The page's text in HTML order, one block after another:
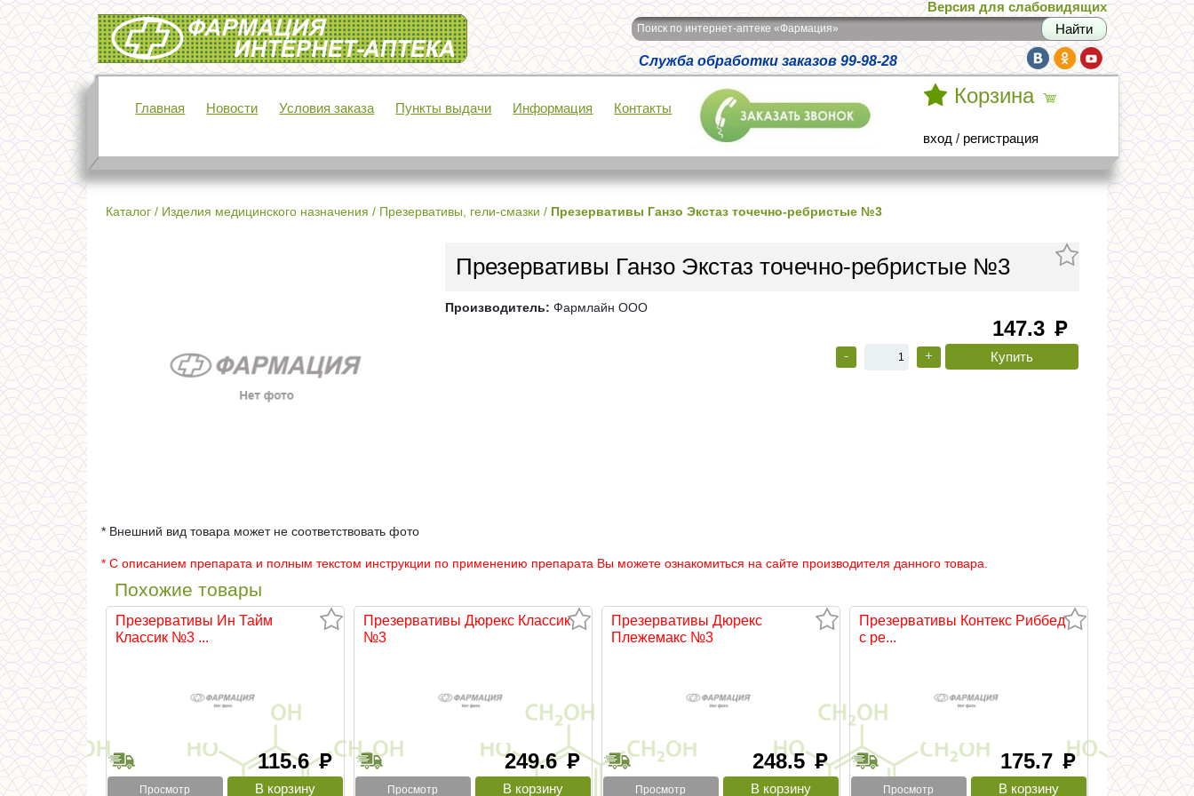
Интернет-аптека Фармация
Версия для слабовидящих
Поиск по интернет-аптеке «Фармация»
Служба обработки заказов 99-98-28
Главная Новости Условия заказа Пункты выдачи Информация Контакты
Корзина
вход / регистрация
Каталог / Изделия медицинского назначения / Презервативы, гели-смазки / Презервативы Ганзо Экстаз точечно-ребристые №3
Презервативы Ганзо Экстаз точечно-ребристые №3
Производитель: Фармлайн ООО
147.3 руб
- +
* Внешний вид товара может не соответствовать фото
* С описанием препарата и полным текстом инструкции по применению препарата Вы можете ознакомиться на сайте производителя данного товара.
Похожие товары
Презервативы Ин Тайм
Классик №3 ...
115.6руб
Просмотр
Презервативы Дюрекс Классик
№3
249.6руб
Просмотр
Презервативы Дюрекс
Плежемакс №3
248.5руб
Просмотр
Презервативы Контекс Риббед
с ре...
175.7 руб
Просмотр